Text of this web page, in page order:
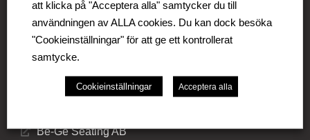
Division.
Be-Ge Seating AB
att klicka på "Acceptera alla" samtycker du till
användningen av ALLA cookies. Du kan dock besöka
"Cookieinställningar" för att ge ett kontrollerat
samtycke.
Cookieinställningar Acceptera alla